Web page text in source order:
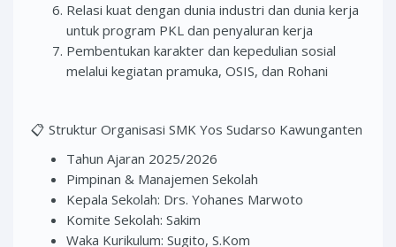
Relasi kuat dengan dunia industri dan dunia kerja
untuk program PKL dan penyaluran kerja
Pembentukan karakter dan kepedulian sosial
melalui kegiatan pramuka, OSIS, dan Rohani
📋 Struktur Organisasi SMK Yos Sudarso Kawunganten
Tahun Ajaran 2025/2026
Pimpinan & Manajemen Sekolah
Kepala Sekolah: Drs. Yohanes Marwoto
Komite Sekolah: Sakim
Waka Kurikulum: Sugito, S.Kom